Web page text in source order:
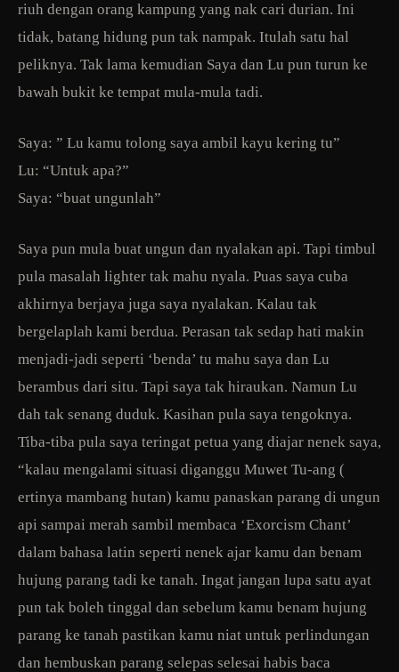
riuh dengan orang kampung yang nak cari durian. Ini
tidak, batang hidung pun tak nampak. Itulah satu hal
peliknya. Tak lama kemudian Saya dan Lu pun turun ke
bawah bukit ke tempat mula-mula tadi.
Saya: ” Lu kamu tolong saya ambil kayu kering tu”
Lu: “Untuk apa?”
Saya: “buat ungunlah”
Saya pun mula buat ungun dan nyalakan api. Tapi timbul
pula masalah lighter tak mahu nyala. Puas saya cuba
akhirnya berjaya juga saya nyalakan. Kalau tak
bergelaplah kami berdua. Perasan tak sedap hati makin
menjadi-jadi seperti ‘benda’ tu mahu saya dan Lu
berambus dari situ. Tapi saya tak hiraukan. Namun Lu
dah tak senang duduk. Kasihan pula saya tengoknya.
Tiba-tiba pula saya teringat petua yang diajar nenek saya,
“kalau mengalami situasi diganggu Muwet Tu-ang (
ertinya mambang hutan) kamu panaskan parang di ungun
api sampai merah sambil membaca ‘Exorcism Chant’
dalam bahasa latin seperti nenek ajar kamu dan benam
hujung parang tadi ke tanah. Ingat jangan lupa satu ayat
pun tak boleh tinggal dan sebelum kamu benam hujung
parang ke tanah pastikan kamu niat untuk perlindungan
dan hembuskan parang selepas selesai habis baca